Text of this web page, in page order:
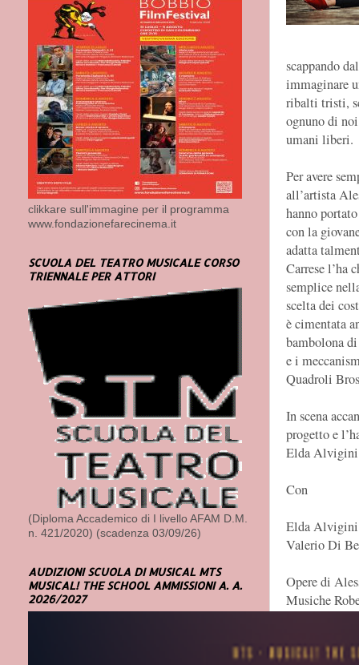
scappando
immaginare
ribalti tristi,
ognuno di
umani liberi.
Per avere
all’artista
hanno
con la
adatta
Carrese l’ha
semplice
scelta dei
è cimentata
bambolona
e i
Quadroli
In scena
progetto e
Elda Alvigini
Con
Elda
Valerio Di
Opere di
Musiche
Disegno luci
clikkare sull'immagine per il programma
www.fondazionefarecinema.it
SCUOLA DEL TEATRO MUSICALE CORSO
TRIENNALE PER ATTORI
(Diploma Accademico di I livello AFAM D.M.
n. 421/2020) (scadenza 03/09/26)
AUDIZIONI SCUOLA DI MUSICAL MTS
MUSICAL! THE SCHOOL AMMISSIONI A. A.
2026/2027